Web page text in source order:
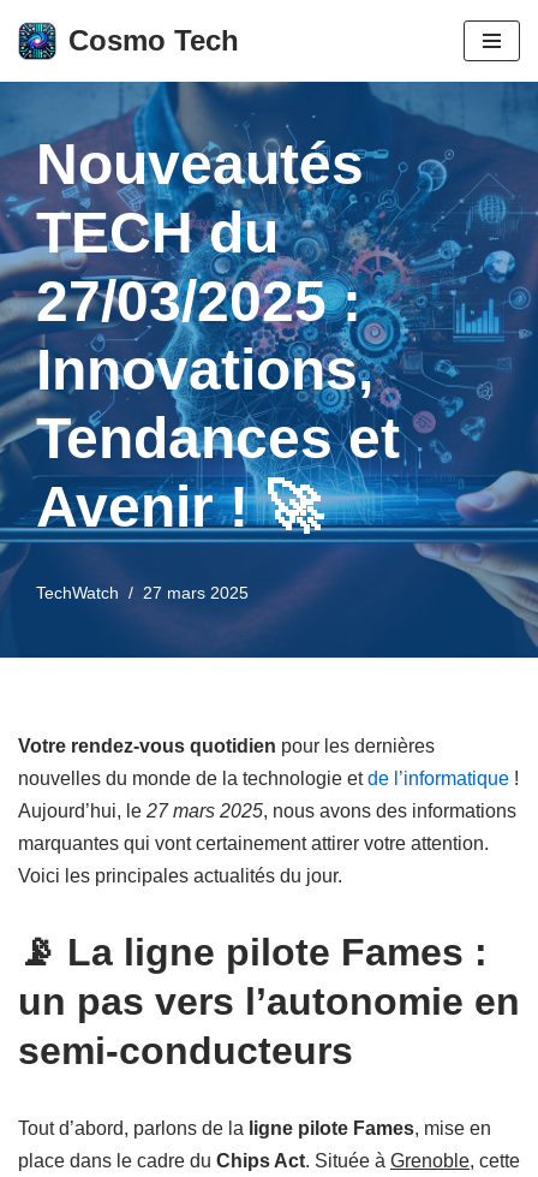
Aller
contenu
Cosmo Tech
Nouveautés
TECH du
27/03/2025 :
Innovations,
Tendances et
Avenir ! 🚀
TechWatch 27 mars 2025
Votre rendez-vous quotidien pour les dernières
nouvelles du monde de la technologie etde l’informatique !
Aujourd’hui, le 27 mars 2025, nous avons des informations
marquantes qui vont certainement attirer votre attention.
Voici les principales actualités du jour.
📡 La ligne pilote Fames :
un pas vers l’autonomie en
semi-conducteurs
Tout d’abord, parlons de la ligne pilote Fames, mise en
place dans le cadre du Chips Act. Située à Grenoble, cette